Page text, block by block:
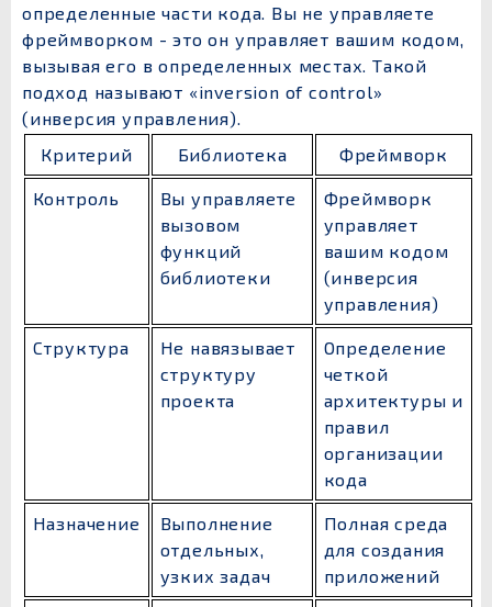
определенные части кода. Вы не управляете
фреймворком - это он управляет вашим кодом,
вызывая его в определенных местах. Такой
подход называют «inversion of control»
(инверсия управления).
Критерий
Библиотека Фреймворк
Контроль
Вы управляете
вызовом
функций
библиотеки
Фреймворк
управляет
вашим кодом
(инверсия
управления)
Структура
Не навязывает
структуру
проекта
Определение
четкой
архитектуры и
правил
организации
кода
Назначение
Выполнение
отдельных,
узких задач
Полная среда
для создания
приложений